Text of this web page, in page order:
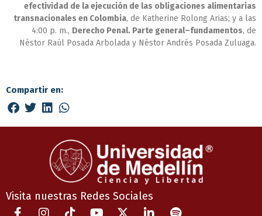
efectividad de la ejecución de las obligaciones alimentarias
transnacionales en Colombia, de Katherine Rolong Arias; y a las
4:00 p. m., Derecho Penal. Parte general–fundamentos, de
Néstor Raúl Posada Arbolada y Néstor Andrés Posada Zuluaga.
Compartir en:
Visita nuestras Redes Sociales